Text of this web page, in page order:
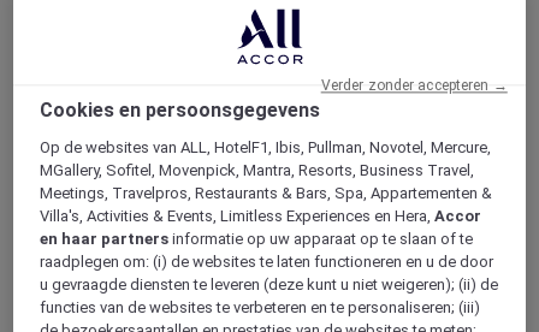
ALL Accor+ Voyager
15% korting het hele jaardoor op uw verblijven bij
+30 merken
WORD NU LID
Cookies en persoonsgegevens
Op de websites van ALL, HotelF1, Ibis, Pullman, Novotel, Mercure,
MGallery, Sofitel, Movenpick, Mantra, Resorts, Business Travel,
Meetings, Travelpros, Restaurants & Bars, Spa, Appartementen &
Villa's, Activities & Events, Limitless Experiences en Hera,Accor
en haar partners informatie op uw apparaat op te slaan of te
raadplegen om: (i) de websites te laten functioneren en u de door
u gevraagde diensten te leveren (deze kunt u niet weigeren); (ii) de
functies van de websites te verbeteren en te personaliseren; (iii)
Verder zonder accepteren →